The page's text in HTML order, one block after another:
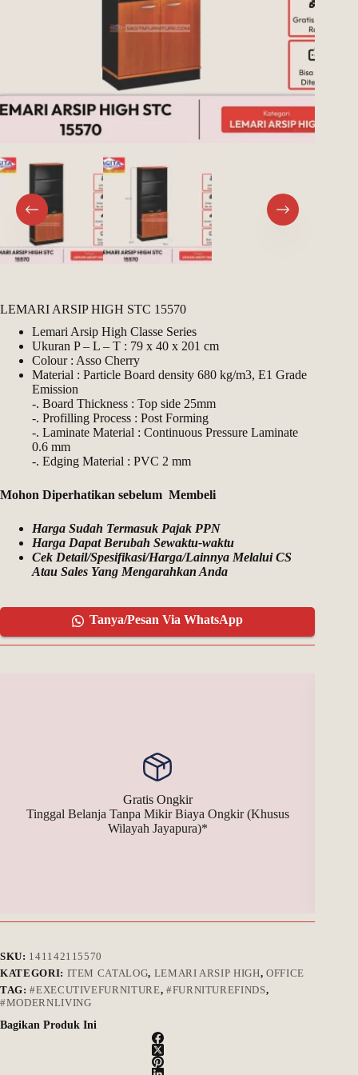
Username or Email Address
Get New Password
← Back to login
LEMARI ARSIP HIGH STC 15570
Lemari Arsip High Classe Series
Ukuran P – L – T : 79 x 40 x 201 cm
Colour : Asso Cherry
Material : Particle Board density 680 kg/m3, E1 Grade
Emission
-. Board Thickness : Top side 25mm
-. Profilling Process : Post Forming
-. Laminate Material : Continuous Pressure Laminate
0.6 mm
-. Edging Material : PVC 2 mm
Mohon Diperhatikan sebelum Membeli
Harga Sudah Termasuk Pajak PPN
Harga Dapat Berubah Sewaktu-waktu
Cek Detail/Spesifikasi/Harga/Lainnya Melalui CS
Atau Sales Yang Mengarahkan Anda
Tanya/Pesan Via WhatsApp
Gratis Ongkir
Tinggal Belanja Tanpa Mikir Biaya Ongkir (Khusus
Wilayah Jayapura)*
SKU: 141142115570
KATEGORI: ITEM CATALOG, LEMARI ARSIP HIGH, OFFICE
TAG:#EXECUTIVEFURNITURE, #FURNITUREFINDS,
#MODERNLIVING
Bagikan Produk Ini